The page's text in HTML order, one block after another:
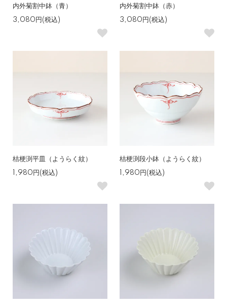
内外菊割中鉢（青）
3,080円(税込)
内外菊割中鉢（赤）
3,080円(税込)
桔梗渕平皿（ようらく紋）
1,980円(税込)
桔梗渕段小鉢（ようらく紋）
1,980円(税込)